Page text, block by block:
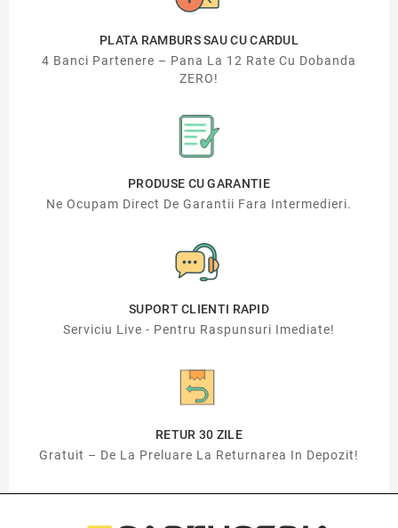
PLATA RAMBURS SAU CU CARDUL
4 Banci Partenere – Pana La 12 Rate Cu Dobanda
ZERO!
PRODUSE CU GARANTIE
Ne Ocupam Direct De Garantii Fara Intermedieri.
SUPORT CLIENTI RAPID
Serviciu Live - Pentru Raspunsuri Imediate!
RETUR 30 ZILE
Gratuit – De La Preluare La Returnarea In Depozit!